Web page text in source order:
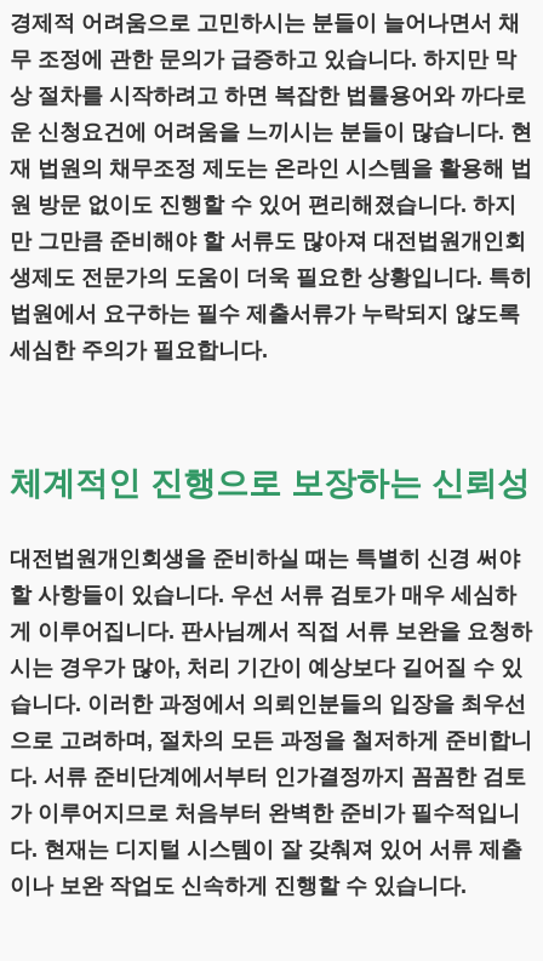
경제적 어려움으로 고민하시는 분들이 늘어나면서 채
무 조정에 관한 문의가 급증하고 있습니다. 하지만 막
상 절차를 시작하려고 하면 복잡한 법률용어와 까다로
운 신청요건에 어려움을 느끼시는 분들이 많습니다. 현
재 법원의 채무조정 제도는 온라인 시스템을 활용해 법
원 방문 없이도 진행할 수 있어 편리해졌습니다. 하지
만 그만큼 준비해야 할 서류도 많아져 대전법원개인회
생제도 전문가의 도움이 더욱 필요한 상황입니다. 특히
법원에서 요구하는 필수 제출서류가 누락되지 않도록
세심한 주의가 필요합니다.
체계적인 진행으로 보장하는 신뢰성
대전법원개인회생을 준비하실 때는 특별히 신경 써야
할 사항들이 있습니다. 우선 서류 검토가 매우 세심하
게 이루어집니다. 판사님께서 직접 서류 보완을 요청하
시는 경우가 많아, 처리 기간이 예상보다 길어질 수 있
습니다. 이러한 과정에서 의뢰인분들의 입장을 최우선
으로 고려하며, 절차의 모든 과정을 철저하게 준비합니
다. 서류 준비단계에서부터 인가결정까지 꼼꼼한 검토
가 이루어지므로 처음부터 완벽한 준비가 필수적입니
다. 현재는 디지털 시스템이 잘 갖춰져 있어 서류 제출
이나 보완 작업도 신속하게 진행할 수 있습니다.